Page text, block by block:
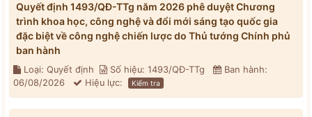
Quyết định 1493/QĐ-TTg năm 2026 phê duyệt Chương
trình khoa học, công nghệ và đổi mới sáng tạo quốc gia
đặc biệt về công nghệ chiến lược do Thủ tướng Chính phủ
ban hành
Loại: Quyết định Số hiệu: 1493/QĐ-TTg
Ban hành:
06/08/2026
Hiệu lực: Kiểm tra